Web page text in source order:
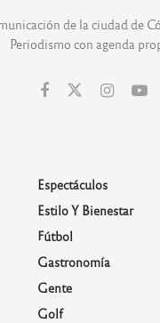
de la ciudad de
Periodismo con agenda
Espectáculos
Estilo Y Bienestar
Fútbol
Gastronomía
Gente
Golf